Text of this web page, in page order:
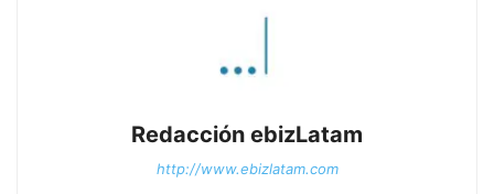
Redacción ebizLatam
http://www.ebizlatam.com